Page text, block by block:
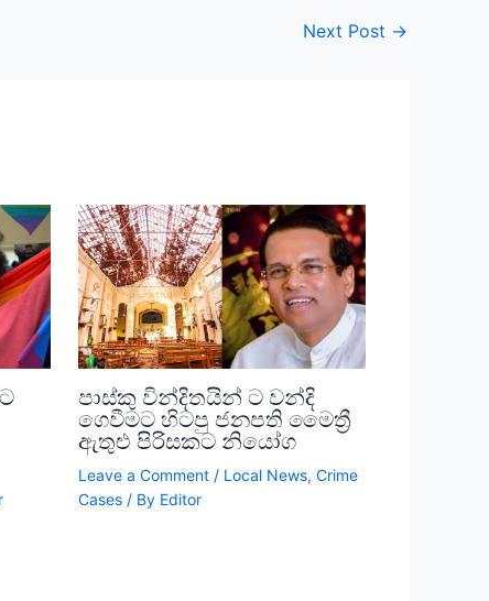
Next Post →
පාස්කු වින්දිතයින් ට වන්දි
ගෙවීමට හිටපු ජනපති මෛත්‍රී
ඇතුළු පිරිසකට නියෝග
Leave a Comment / Local News, Crime
Cases/ By Editor